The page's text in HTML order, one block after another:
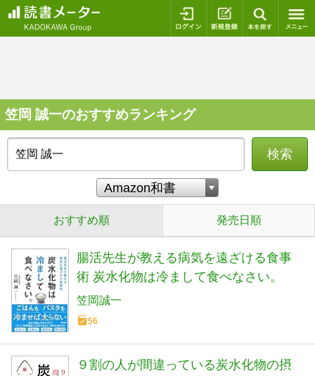
ログイン 新規登録
笠岡 誠一のおすすめランキング
検索
おすすめ順 発売日順
腸活先生が教える病気を遠ざける食事
術 炭水化物は冷まして食べなさい。
笠岡誠一
56
９割の人が間違っている炭水化物の摂